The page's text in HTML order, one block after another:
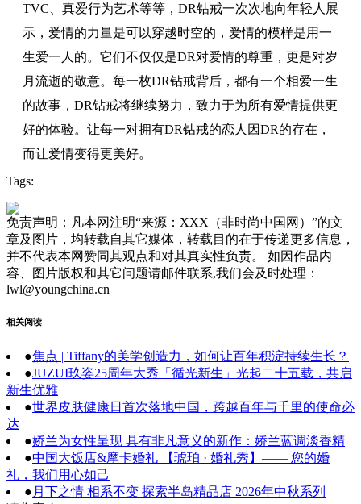
TVC、真爱行为艺术等等，DR钻戒一次次地向年轻人展
示，爱情的力量是可以穿越时空的，爱情的模样是用一
生爱一人的。它们不仅仅是DR对爱情的尊重，更是对岁
月流逝的敬意。每一枚DR钻戒背后，都有一个相爱一生
的故事，DR钻戒将继续努力，致力于为所有爱情提供更
好的体验。让每一对拥有DR钻戒的恋人因DR的存在，
而让爱情变得更美好。
Tags:
免责声明：凡本网注明“来源：XXX（非时尚中国网）”的文
章及图片，均转载自其它媒体，转载目的在于传递更多信息，
并不代表本网赞同其观点和对其真实性负责。 如因作品内
容、图片版权和其它问题请邮件联系,我们会及时处理：
lwl@youngchina.cn
相关阅读
●焦点 | Tiffany的美学创造力，如何让百年积淀持续生长？
●JUZUI玖姿25周年大秀「循光新生」光起二十五载，共启
新生优雅
●世界皮肤健康日首次落地中国，跨越百年与千里的使命必
达
●娇兰为女性呈现 具有非凡意义的新作：娇兰蓝调淡香精
●中国大饭店&摩卡婚礼 【琥珀 · 婚礼秀】—— 您的婚
礼，我们用心如己
● 月下之情 相系不变 探索半岛精品店 2026年中秋系列